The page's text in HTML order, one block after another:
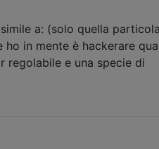
a: (solo quella
in mente è hackerare
regolabile e una specie di